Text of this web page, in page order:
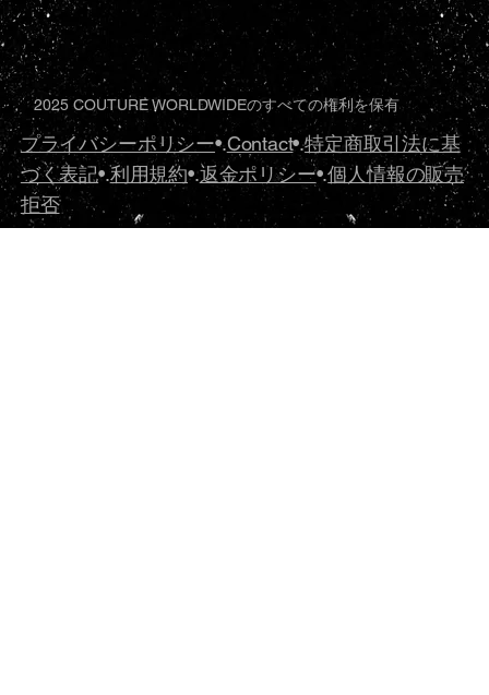
プライバシーポリシー•.Contact•.特定商取引法に基
づく表記•.利用規約•.返金ポリシー•.個人情報の販売
拒否
2025 COUTURE WORLDWIDEのすべての権利を保有